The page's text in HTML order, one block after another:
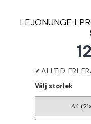
LEJONUNGE I
Välj storlek
A4